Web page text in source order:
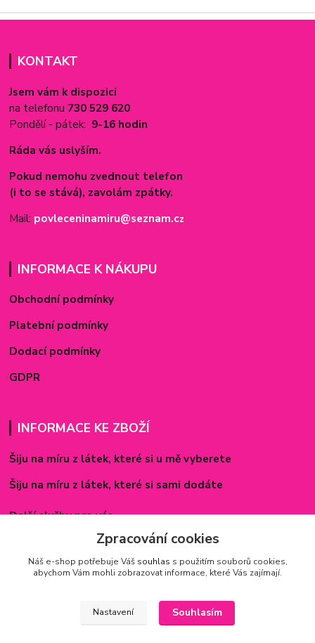
KONTAKT
Jsem vám k dispozici
na telefonu 730 529 620
Pondělí - pátek: 9-16 hodin
Ráda vás uslyším.
Pokud nemohu zvednout telefon
(i to se stává), zavolám zpátky.
Mail: povleceninamiru@seznam.cz
INFORMACE K NÁKUPU
Obchodní podmínky
Platební podmínky
Dodací podmínky
GDPR
INFORMACE KE ZBOŽÍ
Šiju na míru z látek, které si u mě vyberete
Šiju na míru z látek, které si sami dodáte
Další služby pro vás
Způsoby zapínání povlečení
Rozměry prostěradel
Zpracování cookies
Náš e-shop potřebuje Váš souhlas s použitím souborů cookies,
abychom Vám mohli zobrazovat informace, které Vás zajímají.
Nastavení Souhlasím